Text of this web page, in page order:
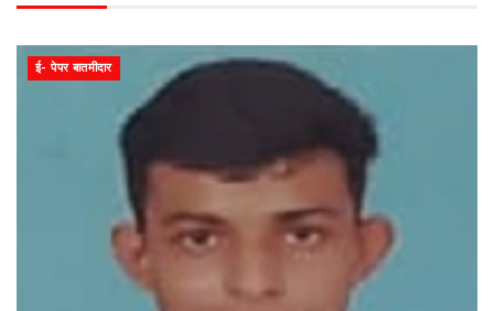
ई- पेपर बातमीदार